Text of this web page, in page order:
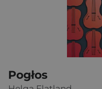
Pogłos